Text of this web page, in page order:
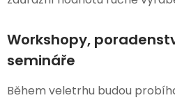
Workshopy,
semináře
Během veletrhu budou